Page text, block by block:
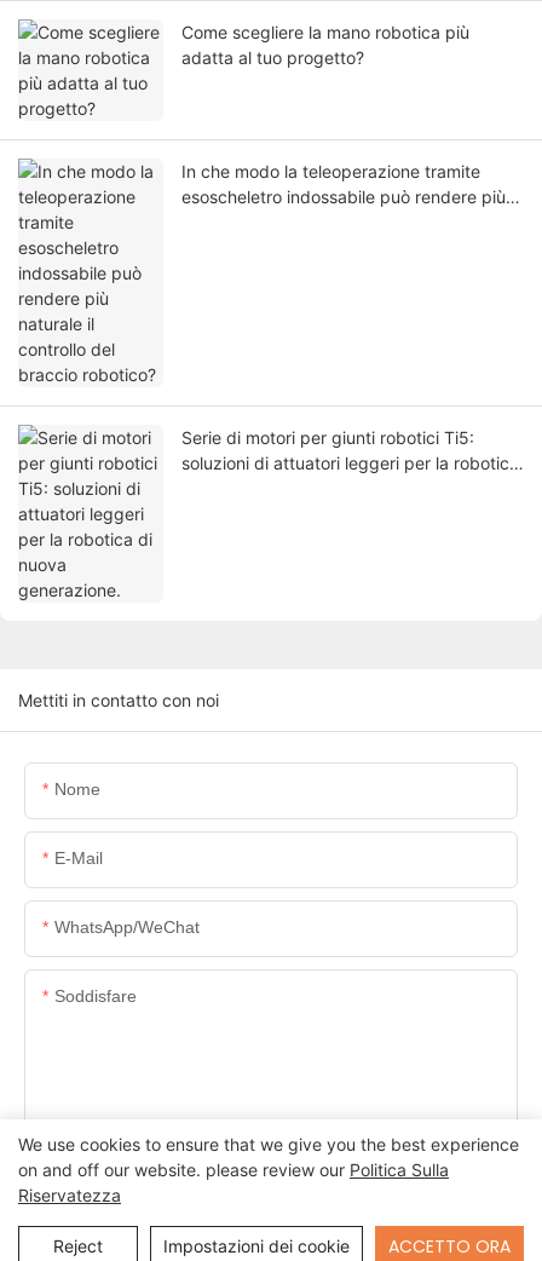
Come scegliere la mano robotica più
adatta al tuo progetto?
In che modo la teleoperazione tramite
esoscheletro indossabile può rendere più
Serie di motori per giunti robotici Ti5:
soluzioni di attuatori leggeri per la robotica
Mettiti in contatto con noi
Nome
E-Mail
WhatsApp/WeChat
Soddisfare
INVIA DOMANDA ORA
Send Inquiry
We use cookies to ensure that we give you the best experience
on and off our website. please review our Politica Sulla
Riservatezza
Reject Impostazioni dei cookie ACCETTO ORA